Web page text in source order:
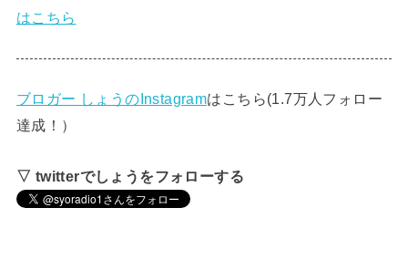
はこちら
ブロガー しょうのInstagramはこちら(1.7万人フォロー
達成！）
▽ twitterでしょうをフォローする